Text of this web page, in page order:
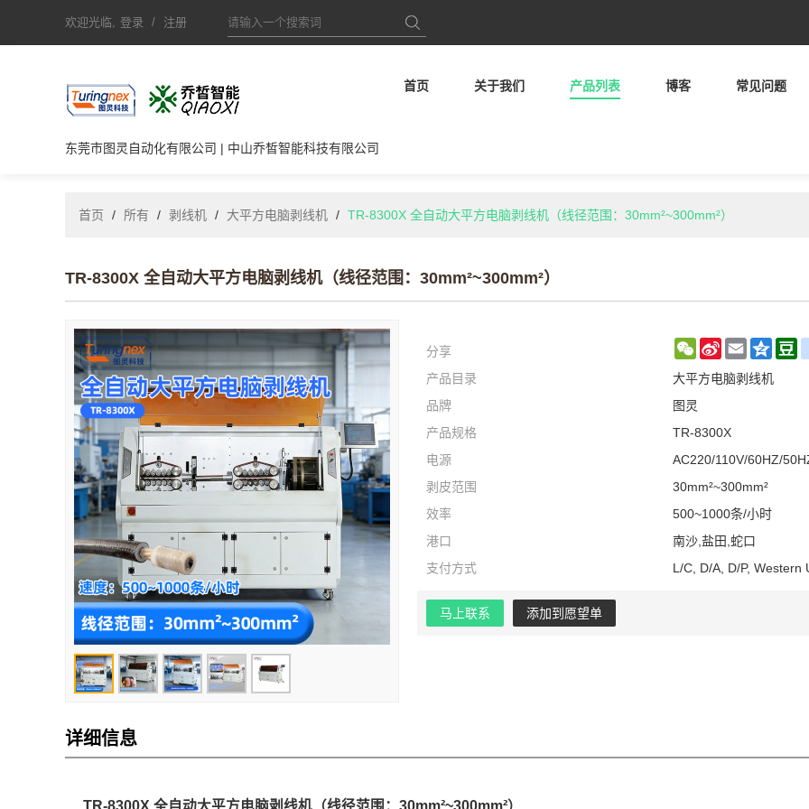
欢迎光临, 登录 / 注册
东莞市图灵自动化有限公司 | 中山乔皙智能科技有限公司
首页 关于我们 产品列表 博客 常见问题
首页 / 所有 / 剥线机 / 大平方电脑剥线机 / TR-8300X 全自动大平方电脑剥线机（线径范围：30mm²~300mm²）
TR-8300X 全自动大平方电脑剥线机（线径范围：30mm²~300mm²）
分享 WeChat
Sina
Weibo
Email Qzone
产品目录
大平方电脑剥线机
品牌
图灵
产品规格
TR-8300X
电源
AC220/110V/60HZ/
剥皮范围
30mm²~300mm²
效率
500~1000条/小时
港口
南沙,盐田,蛇口
支付方式
L/C, D/A, D/P, Western
马上联系 添加到愿望单
详细信息
TR-8300X 全自动大平方电脑剥线机（线径范围：30mm²~300mm²）